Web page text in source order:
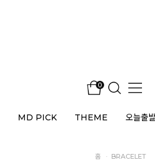
0
MD PICK THEME 오늘출
홈 · BRACELET